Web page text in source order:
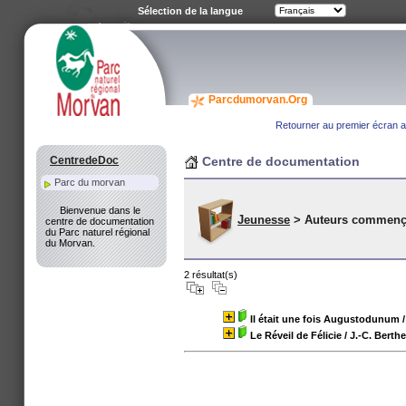
Parcdumorvan.Org
Retourner au premier écran
Centre de documentation
Jeunesse > Auteurs
2 résultat(s)
Il était une fois Augustodunum
Le Réveil de Félicie / J.-C.
CentredeDoc
Parc du morvan
Bienvenue dans le
centre de documentation
du Parc naturel régional
du Morvan.
Sélection de la langue